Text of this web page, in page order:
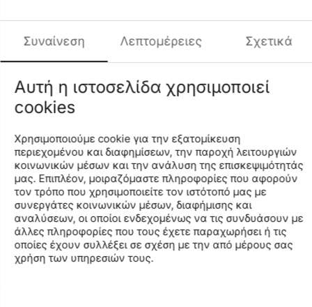
Το κοντό, unisex, πέδιλο προπόνησης Powerfin Pro Fed
είναι ιδανικό για επαγγελματίες αθλητές κι αθλήτριες της
ενδυνάμωσης και βελτίωσης του ποδιού. Έχει κοντή
λεπίδα για υψηλή συχνότητα κινήσεων στα πέλματα. Η
ανοιχτή φτέρνα εξασφαλίζει μέγιστη ευκαμψία στον
αστράγαλο. Το αριστερό και το δεξί πέδιλο
διαμορφώνονται ξεχωριστά. Το μαλακό υλικό σιλικόνης
παρέχει μέγιστη άνεση και μειωμένη πιθανότητα
εμφάνισης φουσκαλών. Χωρίς PVC.
Χαρακτηριστικά
Συναίνεση Λεπτομέρειες Σχετικά
Αυτή η ιστοσελίδα χρησιμοποιεί
cookies
Χρησιμοποιούμε cookie για την εξατομίκευση
περιεχομένου και διαφημίσεων, την παροχή λειτουργιών
κοινωνικών μέσων και την ανάλυση της επισκεψιμότητάς
μας. Επιπλέον, μοιραζόμαστε πληροφορίες που αφορούν
τον τρόπο που χρησιμοποιείτε τον ιστότοπό μας με
συνεργάτες κοινωνικών μέσων, διαφήμισης και
αναλύσεων, οι οποίοι ενδεχομένως να τις συνδυάσουν με
άλλες πληροφορίες που τους έχετε παραχωρήσει ή τις
οποίες έχουν συλλέξει σε σχέση με την από μέρους σας
χρήση των υπηρεσιών τους.